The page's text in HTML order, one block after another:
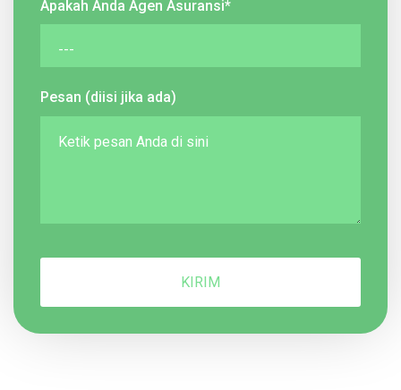
Apakah Anda Agen Asuransi*
Pesan (diisi jika ada)